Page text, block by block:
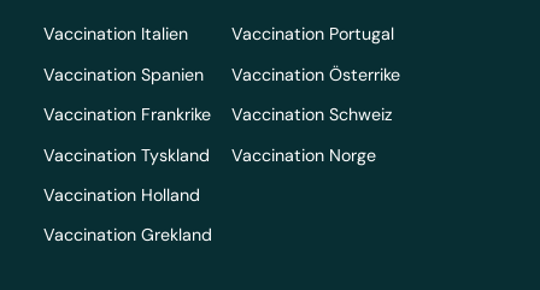
Vaccination Italien
Vaccination Spanien
Vaccination Frankrike
Vaccination Tyskland
Vaccination Holland
Vaccination Grekland
Vaccination Portugal
Vaccination Österrike
Vaccination Schweiz
Vaccination Norge